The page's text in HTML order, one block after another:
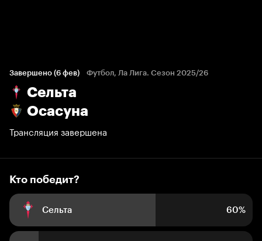
Завершено (6 фев) Футбол, Ла Лига. Сезон 2025/26
Сельта
Осасуна
Трансляция завершена
60%
Кто победит?
Сельта 60%